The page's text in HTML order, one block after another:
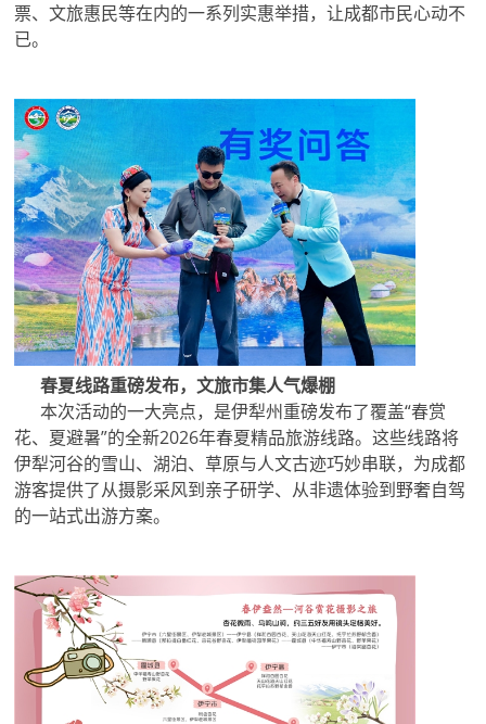
票、文旅惠民等在内的一系列实惠举措，让成都市民心动不
已。
春夏线路重磅发布，文旅市集人气爆棚
本次活动的一大亮点，是伊犁州重磅发布了覆盖“春赏
花、夏避暑”的全新2026年春夏精品旅游线路。这些线路将
伊犁河谷的雪山、湖泊、草原与人文古迹巧妙串联，为成都
游客提供了从摄影采风到亲子研学、从非遗体验到野奢自驾
的一站式出游方案。